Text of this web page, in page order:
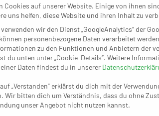
nach dem Lattentreffer von Hamms
Beyer (5), Persson, Buscher, Weck,
Nikolaisen (2), M’Bengue (3).
Cookies auf unserer Website. Einige von ihnen
uns helfen, diese Website und ihren Inhalt zu
wir den Dienst „GoogleAnalytics“ der
personenbezogene Daten verarbeitet
zu den Funktionen und Anbietern der
du unten unter „Cookie-Details“. Weitere
Daten findest du in unserer
„Verstanden“ erklärst du dich mit der
Wir bitten dich um Verständnis, dass du ohne
unser Angebot nicht nutzen kannst.